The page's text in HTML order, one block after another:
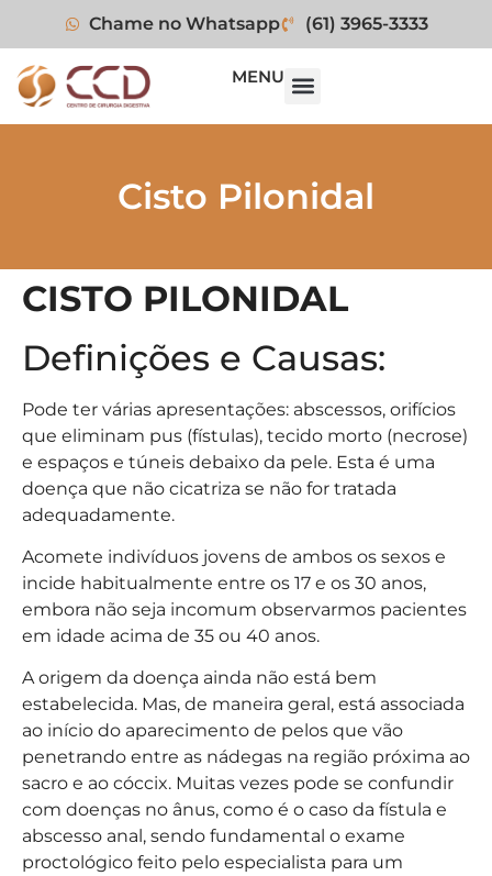
Chame no Whatsapp (61) 3965-3333
MENU
Cisto Pilonidal
CISTO PILONIDAL
Definições e Causas:
Pode ter várias apresentações: abscessos, orifícios
que eliminam pus (fístulas), tecido morto (necrose)
e espaços e túneis debaixo da pele. Esta é uma
doença que não cicatriza se não for tratada
adequadamente.
Acomete indivíduos jovens de ambos os sexos e
incide habitualmente entre os 17 e os 30 anos,
embora não seja incomum observarmos pacientes
em idade acima de 35 ou 40 anos.
A origem da doença ainda não está bem
estabelecida. Mas, de maneira geral, está associada
ao início do aparecimento de pelos que vão
penetrando entre as nádegas na região próxima ao
sacro e ao cóccix. Muitas vezes pode se confundir
com doenças no ânus, como é o caso da fístula e
abscesso anal, sendo fundamental o exame
proctológico feito pelo especialista para um